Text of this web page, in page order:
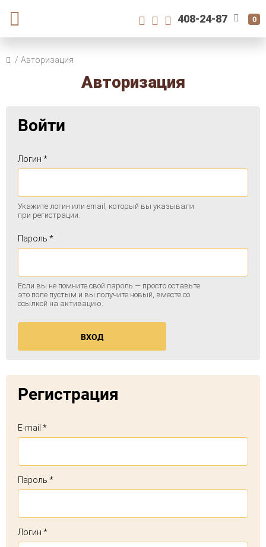
0
408-24-87
Авторизация
Авторизация
Войти
Логин *
Укажите логин или email, который вы указывали
при регистрации.
Пароль *
Если вы не помните свой пароль — просто оставьте
это поле пустым и вы получите новый, вместе со
ссылкой на активацию.
ВХОД
Регистрация
E-mail *
Пароль *
Логин *